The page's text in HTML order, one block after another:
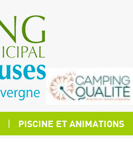
PISCINE ET ANIMATIONS